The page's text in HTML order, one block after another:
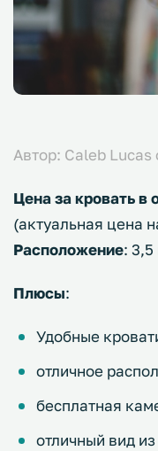
Автор: Caleb Lucas
Цена за кровать в
(актуальная цена
Расположение:
Плюсы:
Удобные
отличное
бесплатная
отличный вид